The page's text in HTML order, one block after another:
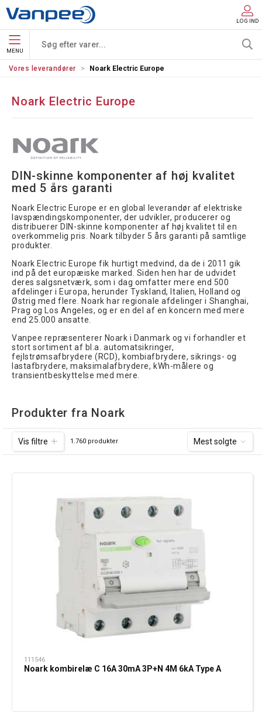
LOG IND
MENU
Vores leverandører Noark Electric Europe
Noark Electric Europe
DIN-skinne komponenter af høj kvalitet
med 5 års garanti
Noark Electric Europe er en global leverandør af elektriske
lavspændingskomponenter, der udvikler, producerer og
distribuerer DIN-skinne komponenter af høj kvalitet til en
overkommelig pris. Noark tilbyder 5 års garanti på samtlige
produkter.
Noark Electric Europe fik hurtigt medvind, da de i 2011 gik
ind på det europæiske marked. Siden hen har de udvidet
deres salgsnetværk, som i dag omfatter mere end 500
afdelinger i Europa, herunder Tyskland, Italien, Holland og
Østrig med flere. Noark har regionale afdelinger i Shanghai,
Prag og Los Angeles, og er en del af en koncern med mere
end 25.000 ansatte.
Vanpee repræsenterer Noark i Danmark og vi forhandler et
stort sortiment af bl.a. automatsikringer,
fejlstrømsafbrydere (RCD), kombiafbrydere, sikrings- og
lastafbrydere, maksimalafbrydere, kWh-målere og
transientbeskyttelse med mere.
Produkter fra Noark
Vis filtre 1.760 produkter Mest solgte
111546
Noark kombirelæ C 16A 30mA 3P+N 4M 6kA Type A